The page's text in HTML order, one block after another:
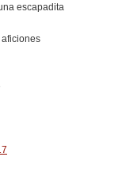
escapadita